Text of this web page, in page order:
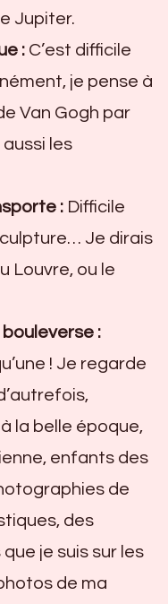
Jupiter.
: C’est difficile
je pense à
Van Gogh par
les
: Difficile
Je dirais
Louvre, ou le
:
! Je regarde
la belle époque,
enfants des
de
des
je suis sur les
de ma